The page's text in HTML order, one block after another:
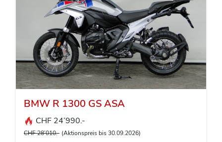
BMW R 1300 GS ASA
CHF 24’990.-
CHF 28’010.- (Aktionspreis bis 30.09.2026)